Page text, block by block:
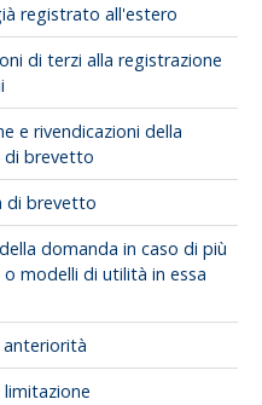
registrato all'estero
di terzi alla registrazione
e rivendicazioni della
di brevetto
di brevetto
domanda in caso di più
o modelli di utilità in essa
anteriorità